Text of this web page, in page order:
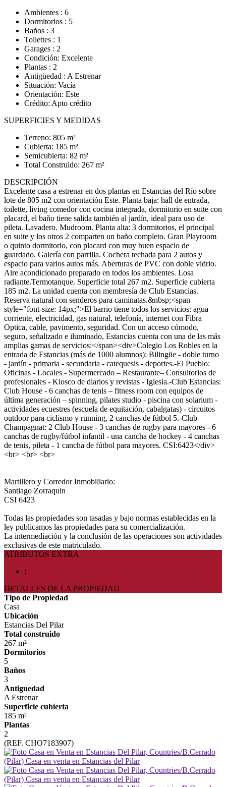
Ambientes : 6
Dormitorios : 5
Baños : 3
Toilettes : 1
Garages : 2
Condición: Excelente
Plantas : 2
Antigüedad : A Estrenar
Situación: Vacía
Orientación: Este
Crédito: Apto crédito
SUPERFICIES Y MEDIDAS
Terreno: 805 m²
Cubierta: 185 m²
Semicubierta: 82 m²
Total Construido: 267 m²
DESCRIPCIÓN
Excelente casa a estrenar en dos plantas en Estancias del Río sobre
lote de 805 m2 con orientación Este. Planta baja: hall de entrada,
toilette, living comedor con cocina integrada, dormitorio en suite con
placard, el baño tiene salida también al jardín, ideal para uso de
pileta. Lavadero. Mudroom. Planta alta: 3 dormitorios, el principal
en suite y los otros 2 comparten un baño completo. Gran Playroom
o quinto dormitorio, con placard con muy buen espacio de
guardado. Galería con parrilla. Cochera techada para 2 autos y
espacio para varios autos más. Aberturas de PVC con doble vidrio.
Aire acondicionado preparado en todos los ambientes. Losa
radiante.Termotanque. Superficie total 267 m2. Superficie cubierta
185 m2. La unidad cuenta con membresía de Club Estancias.
Reserva natural con senderos para caminatas.&nbsp;<span
style="font-size: 14px;">El barrio tiene todos los servicios: agua
corriente, electricidad, gas natural, telefonía, internet con Fibra
Optica, cable, pavimento, seguridad. Con un acceso cómodo,
seguro, señalizado e iluminado, Estancias cuenta con una de las más
amplias gamas de servicios:</span><div>Colegio Los Robles en la
entrada de Estancias (más de 1000 alumnos): Bilingüe - doble turno
- jardín - primaria - secundaria - catequesis - deportes.-El Pueblo:
Oficinas - Locales - Supermercado – Restaurante– Consultorios de
profesionales - Kiosco de diarios y revistas - Iglesia.-Club Estancias:
Club House - 6 canchas de tenis – fitness room con equipos de
última generación – spinning, pilates studio - piscina con solarium -
actividades ecuestres (escuela de equitación, cabalgatas) - circuitos
outdoor para ciclismo y running, 2 canchas de fútbol 5.-Club
Champagnat: 2 Club House - 3 canchas de rugby para mayores - 6
canchas de rugby/fútbol infantil - una cancha de hockey - 4 canchas
de tenis, pileta - 1 cancha de fútbol para mayores. CSI:6423</div>
<br> <br> <br>
Martillero y Corredor Inmobiliario:
Santiago Zorraquin
CSI 6423
Todas las propiedades son tasadas y bajo normas establecidas en la
ley publicamos las propiedades para su comercialización.
La intermediación y la conclusión de las operaciones son actividades
exclusivas de este matriculado.
ATRIBUTOS EXTRA
:
DETALLES DE LA PROPIEDAD
Tipo de Propiedad
Casa
Ubicación
Estancias Del Pilar
Total construido
267 m²
Dormitorios
5
Baños
3
Antiguedad
A Estrenar
Superficie cubierta
185 m²
Plantas
2
(REF. CHO7183907)